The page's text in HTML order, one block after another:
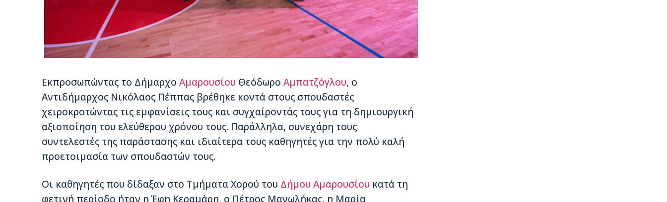
Εκπροσωπώντας το Δήμαρχο Αμαρουσίου Θεόδωρο Αμπατζόγλου, ο
Αντιδήμαρχος Νικόλαος Πέππας βρέθηκε κοντά στους σπουδαστές
χειροκροτώντας τις εμφανίσεις τους και συγχαίροντάς τους για τη δημιουργική
αξιοποίηση του ελεύθερου χρόνου τους. Παράλληλα, συνεχάρη τους
συντελεστές της παράστασης και ιδιαίτερα τους καθηγητές για την πολύ καλή
προετοιμασία των σπουδαστών τους.
Οι καθηγητές που δίδαξαν στο Τμήματα Χορού του Δήμου Αμαρουσίου κατά τη
φετινή περίοδο ήταν η Έφη Κεραμάρη, ο Πέτρος Μανωλήκας, η Μαρία